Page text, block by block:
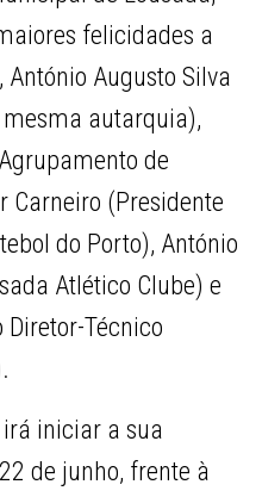
felicidades a
Augusto Silva
autarquia),
de
Carneiro (Presidente
do Porto), António
Atlético Clube) e
Técnico
iniciar a sua
de junho, frente à